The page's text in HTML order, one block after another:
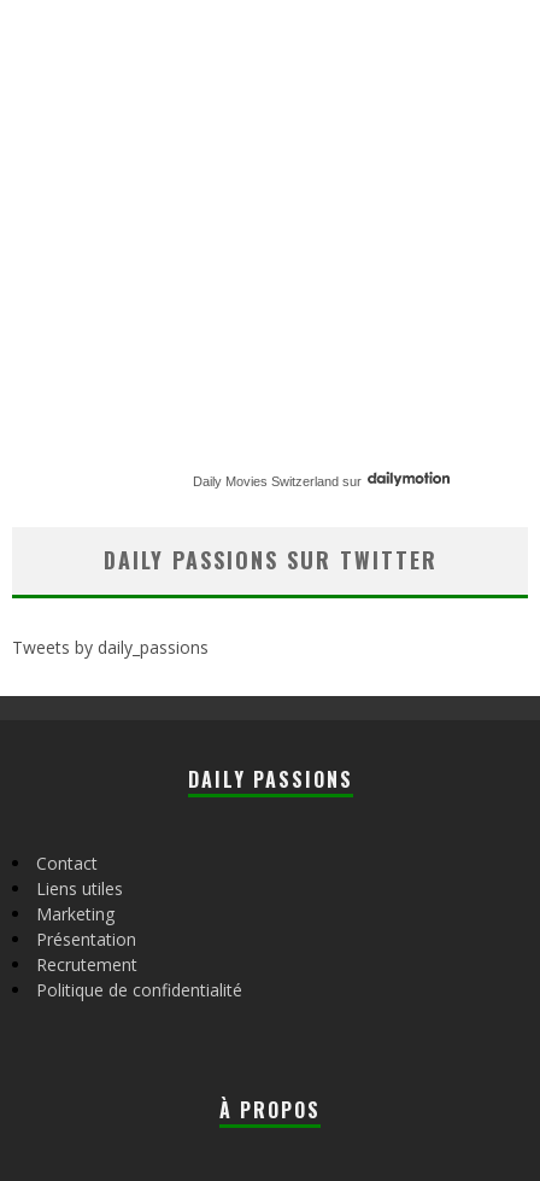
Daily Movies Switzerland sur
DAILY PASSIONS SUR TWITTER
Tweets by daily_passions
DAILY PASSIONS
Contact
Liens utiles
Marketing
Présentation
Recrutement
Politique de confidentialité
À PROPOS